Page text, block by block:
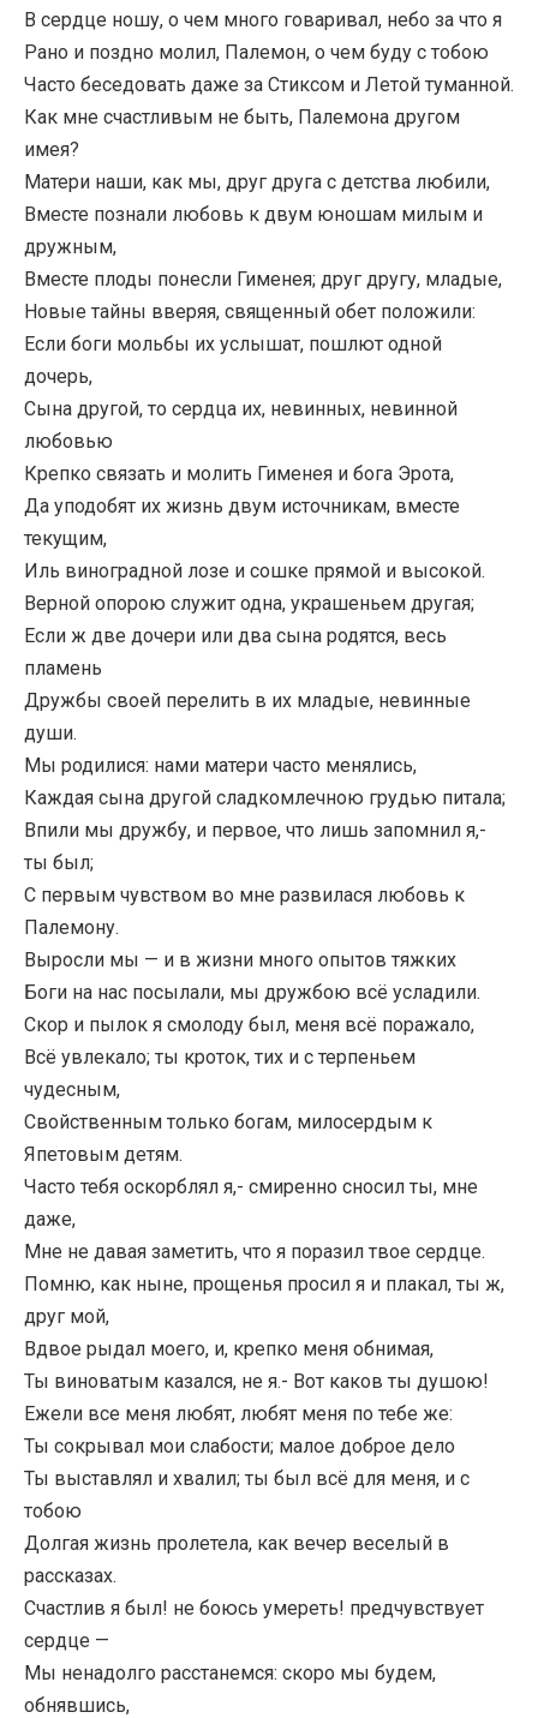
В сердце ношу, о чем много говаривал, небо за что я
Рано и поздно молил, Палемон, о чем буду с тобою
Часто беседовать даже за Стиксом и Летой туманной.
Как мне счастливым не быть, Палемона другом
имея?
Матери наши, как мы, друг друга с детства любили,
Вместе познали любовь к двум юношам милым и
дружным,
Вместе плоды понесли Гименея; друг другу, младые,
Новые тайны вверяя, священный обет положили:
Если боги мольбы их услышат, пошлют одной
дочерь,
Сына другой, то сердца их, невинных, невинной
любовью
Крепко связать и молить Гименея и бога Эрота,
Да уподобят их жизнь двум источникам, вместе
текущим,
Иль виноградной лозе и сошке прямой и высокой.
Верной опорою служит одна, украшеньем другая;
Если ж две дочери или два сына родятся, весь
пламень
Дружбы своей перелить в их младые, невинные
души.
Мы родилися: нами матери часто менялись,
Каждая сына другой сладкомлечною грудью питала;
Впили мы дружбу, и первое, что лишь запомнил я,-
ты был;
С первым чувством во мне развилася любовь к
Палемону.
Выросли мы — и в жизни много опытов тяжких
Боги на нас посылали, мы дружбою всё усладили.
Скор и пылок я смолоду был, меня всё поражало,
Всё увлекало; ты кроток, тих и с терпеньем
чудесным,
Свойственным только богам, милосердым к
Япетовым детям.
Часто тебя оскорблял я,- смиренно сносил ты, мне
даже,
Мне не давая заметить, что я поразил твое сердце.
Помню, как ныне, прощенья просил я и плакал, ты ж,
друг мой,
Вдвое рыдал моего, и, крепко меня обнимая,
Ты виноватым казался, не я.- Вот каков ты душою!
Ежели все меня любят, любят меня по тебе же:
Ты сокрывал мои слабости; малое доброе дело
Ты выставлял и хвалил; ты был всё для меня, и с
тобою
Долгая жизнь пролетела, как вечер веселый в
рассказах.
Счастлив я был! не боюсь умереть! предчувствует
сердце —
Мы ненадолго расстанемся: скоро мы будем,
обнявшись,